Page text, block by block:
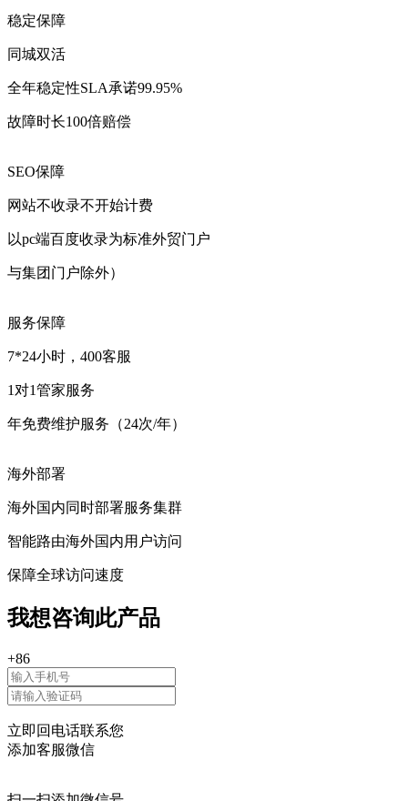
稳定保障
同城双活
全年稳定性SLA承诺99.95%
故障时长100倍赔偿
SEO保障
网站不收录不开始计费
以pc端百度收录为标准外贸门户
与集团门户除外）
服务保障
7*24小时，400客服
1对1管家服务
年免费维护服务（24次/年）
海外部署
海外国内同时部署服务集群
智能路由海外国内用户访问
保障全球访问速度
我想咨询此产品
+86
立即回电话联系您
添加客服微信